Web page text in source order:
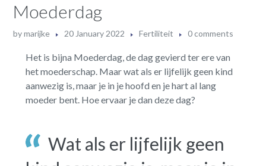
Moederdag
bymarijke 20 January 2022 Fertiliteit 0 comments
Het is bijna Moederdag, de dag gevierd ter ere van
het moederschap. Maar wat als er lijfelijk geen kind
aanwezig is, maar je in je hoofd en je hart al lang
moeder bent. Hoe ervaar je dan deze dag?
Wat als er lijfelijk geen